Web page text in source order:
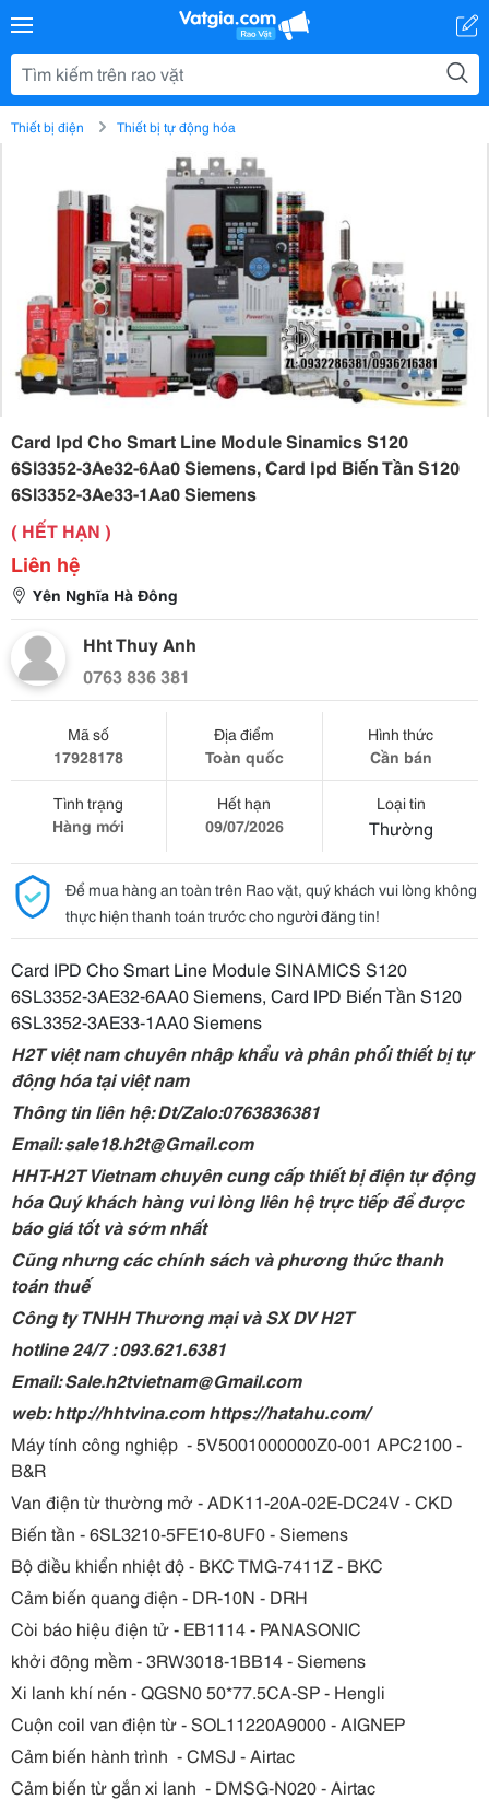
Thiết bị điện Thiết bị tự động hóa
Card Ipd Cho Smart Line Module Sinamics S120
6Sl3352-3Ae32-6Aa0 Siemens, Card Ipd Biến Tần S120
6Sl3352-3Ae33-1Aa0 Siemens
( HẾT HẠN )
Liên hệ
Yên Nghĩa Hà Đông
Hht Thuy Anh
0763 836 381
Mã số
17928178
Địa điểm
Toàn quốc
Hình thức
Cần bán
Tình trạng
Hàng mới
Hết hạn
09/07/2026
Loại tin
Thường
Để mua hàng an toàn trên Rao vặt, quý khách vui lòng không
thực hiện thanh toán trước cho người đăng tin!
Card IPD Cho Smart Line Module SINAMICS S120
6SL3352-3AE32-6AA0 Siemens, Card IPD Biến Tần S120
6SL3352-3AE33-1AA0 Siemens
H2T việt nam chuyên nhập khẩu và phân phối thiết bị tự
động hóa tại việt nam
Thông tin liên hệ: Dt/Zalo:0763836381
Email: sale18.h2t@Gmail.com
HHT-H2T Vietnam chuyên cung cấp thiết bị điện tự động
hóa Quý khách hàng vui lòng liên hệ trực tiếp để được
báo giá tốt và sớm nhất
Cũng nhưng các chính sách và phương thức thanh
toán thuế
Công ty TNHH Thương mại và SX DV H2T
hotline 24/7 : 093.621.6381
Email: Sale.h2tvietnam@Gmail.com
web: http://hhtvina.com https://hatahu.com/
Máy tính công nghiệp - 5V5001000000Z0-001 APC2100 -
B&R
Van điện từ thường mở - ADK11-20A-02E-DC24V - CKD
Biến tần - 6SL3210-5FE10-8UF0 - Siemens
Bộ điều khiển nhiệt độ - BKC TMG-7411Z - BKC
Cảm biến quang điện - DR-10N - DRH
Còi báo hiệu điện tử - EB1114 - PANASONIC
khởi động mềm - 3RW3018-1BB14 - Siemens
Xi lanh khí nén - QGSN0 50*77.5CA-SP - Hengli
Cuộn coil van điện từ - SOL11220A9000 - AIGNEP
Cảm biến hành trình - CMSJ - Airtac
Cảm biến từ gắn xi lanh - DMSG-N020 - Airtac